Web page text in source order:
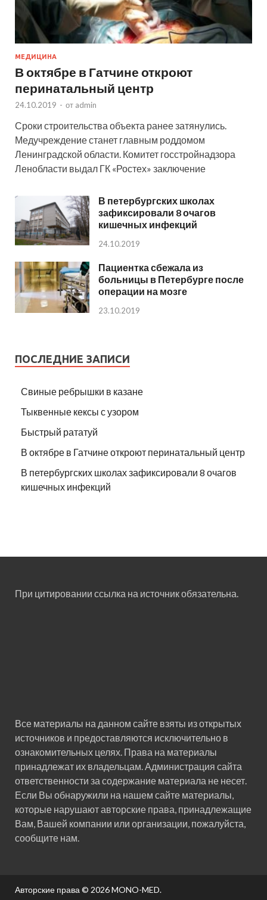
МЕДИЦИНА
В октябре в Гатчине откроют
перинатальный центр
24.10.2019 - от admin
Сроки строительства объекта ранее затянулись.
Медучреждение станет главным роддомом
Ленинградской области. Комитет госстройнадзора
Ленобласти выдал ГК «Ростех» заключение
В петербургских школах
зафиксировали 8 очагов
кишечных инфекций
24.10.2019
Пациентка сбежала из
больницы в Петербурге после
операции на мозге
23.10.2019
ПОСЛЕДНИЕ ЗАПИСИ
Свиные ребрышки в казане
Тыквенные кексы с узором
Быстрый рататуй
В октябре в Гатчине откроют перинатальный центр
В петербургских школах зафиксировали 8 очагов
кишечных инфекций
При цитировании ссылка на источник обязательна.
Все материалы на данном сайте взяты из открытых
источников и предоставляются исключительно в
ознакомительных целях. Права на материалы
принадлежат их владельцам. Администрация сайта
ответственности за содержание материала не несет.
Если Вы обнаружили на нашем сайте материалы,
которые нарушают авторские права, принадлежащие
Вам, Вашей компании или организации, пожалуйста,
сообщите нам.
Авторские права © 2026MONO-MED.